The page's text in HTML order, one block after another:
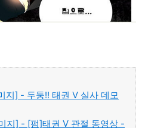
] - 두둥!! 태권 V 실사 데모
지] - [펌]태권 V 관절 동영상 -